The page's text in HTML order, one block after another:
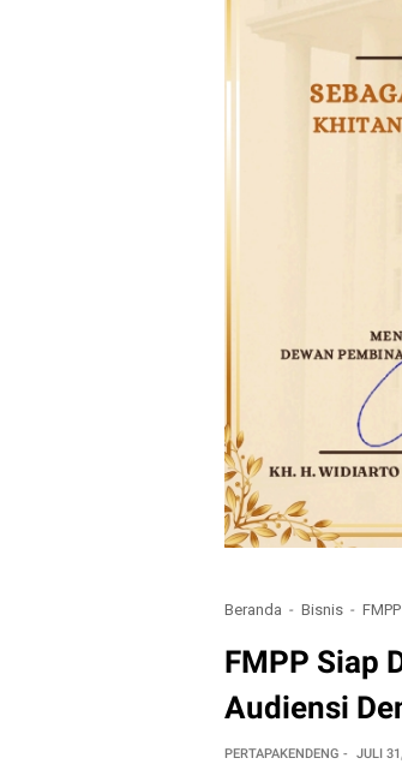
Beranda Bisnis
FMPP Siap
Audiensi
PERTAPAKENDENG JULI